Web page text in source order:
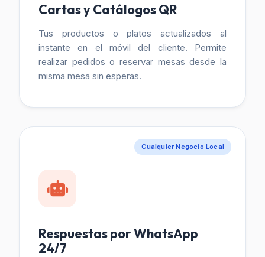
Cartas y Catálogos QR
Tus productos o platos actualizados al
instante en el móvil del cliente. Permite
realizar pedidos o reservar mesas desde la
misma mesa sin esperas.
Cualquier Negocio Local
Respuestas por WhatsApp
24/7